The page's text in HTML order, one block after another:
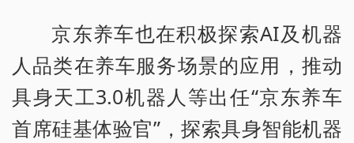
京东养车也在积极探索AI及机器
人品类在养车服务场景的应用，推动
具身天工3.0机器人等出任“京东养车
首席硅基体验官”，探索具身智能机器